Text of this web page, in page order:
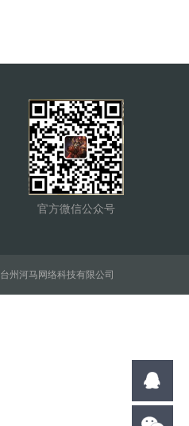
官方微信公众号
台州河马网络科技有限公司